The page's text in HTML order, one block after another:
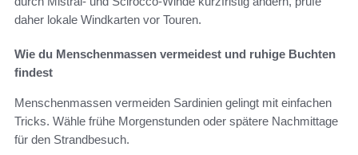
daher lokale Windkarten vor Touren.
Wie du Menschenmassen vermeidest und ruhige Buchten
findest
Menschenmassen vermeiden Sardinien gelingt mit einfachen
Tricks. Wähle frühe Morgenstunden oder spätere Nachmittage
für den Strandbesuch.